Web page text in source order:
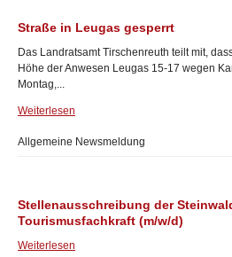
Straße in Leugas gesperrt
Das Landratsamt Tirschenreuth teilt mit,
Höhe der Anwesen Leugas 15-17 wegen
Montag,...
Weiterlesen
Allgemeine Newsmeldung
Stellenausschreibung der
Tourismusfachkraft (m/w/d)
Weiterlesen